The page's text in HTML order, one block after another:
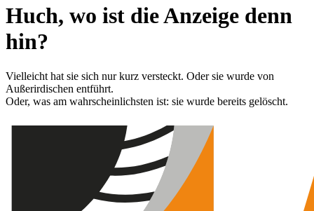
Huch, wo ist die Anzeige denn
hin?
Vielleicht hat sie sich nur kurz versteckt. Oder sie wurde von
Außerirdischen entführt.
Oder, was am wahrscheinlichsten ist: sie wurde bereits gelöscht.